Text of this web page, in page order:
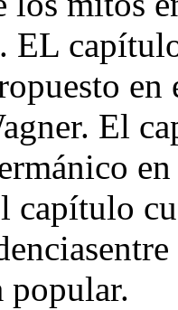
EL
en
El
capítulo
popular.